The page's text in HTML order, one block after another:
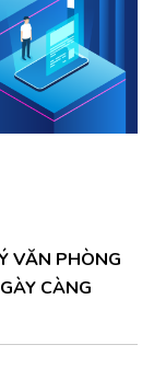
VĂN PHÒNG
CÀNG